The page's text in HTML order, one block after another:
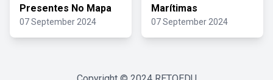
Presentes No Mapa
07 September 2024
Marítimas
07 September 2024